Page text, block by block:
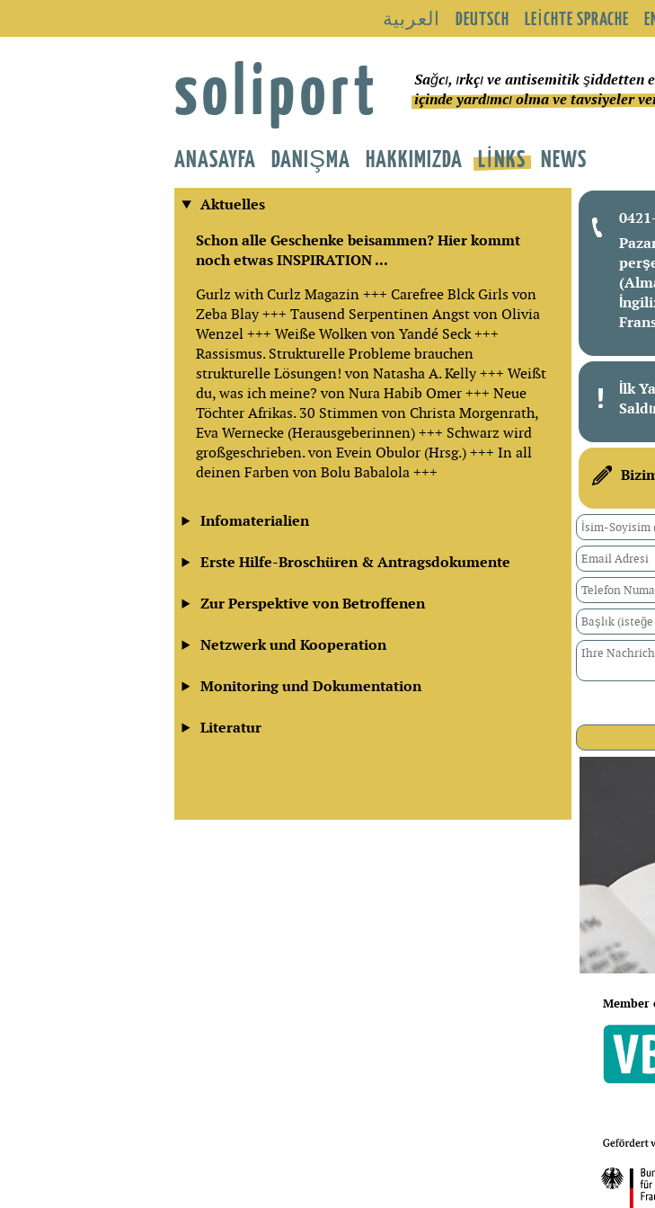
العربية DEUTSCH LEICHTE SPRACHE
soliport
Sağcı, ırkçı ve antisemitik şiddetten
içinde yardımcı olma ve tavsiyeler
ANASAYFA DANIŞMA HAKKIMIZDA LINKS NEWS
Aktuelles
Schon alle Geschenke beisammen? Hier kommt
noch etwas INSPIRATION ...
Gurlz with Curlz Magazin +++ Carefree Blck Girls von
Zeba Blay +++ Tausend Serpentinen Angst von Olivia
Wenzel +++ Weiße Wolken von Yandé Seck +++
Rassismus. Strukturelle Probleme brauchen
strukturelle Lösungen! von Natasha A. Kelly +++ Weißt
du, was ich meine? von Nura Habib Omer +++ Neue
Töchter Afrikas. 30 Stimmen von Christa Morgenrath,
Eva Wernecke (Herausgeberinnen) +++ Schwarz wird
großgeschrieben. von Evein Obulor (Hrsg.) +++ In all
deinen Farben von Bolu Babalola +++
Infomaterialien
Erste Hilfe-Broschüren & Antragsdokumente
Zur Perspektive von Betroffenen
Netzwerk und Kooperation
Monitoring und Dokumentation
Literatur
İlk
Member